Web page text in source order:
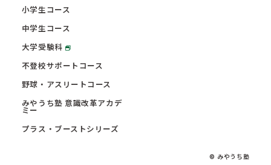
小学生コース
中学生コース
大学受験科
不登校サポートコース
野球・アスリートコース
みやうち塾 意識改革アカデ
ミー
プラス・ブーストシリーズ
© みやうち塾